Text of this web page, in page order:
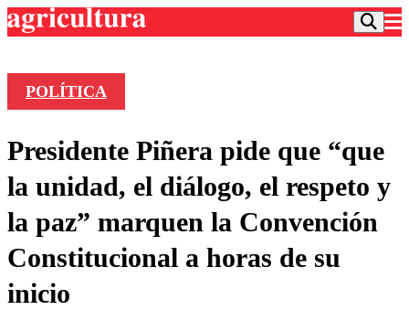
Frecuencias
Agricultura TV
Deportes
Colo Colo
Motor
Entretención
Noticias
Vida Social
POLÍTICA
Presidente Piñera pide que “que
la unidad, el diálogo, el respeto y
la paz” marquen la Convención
Constitucional a horas de su
inicio